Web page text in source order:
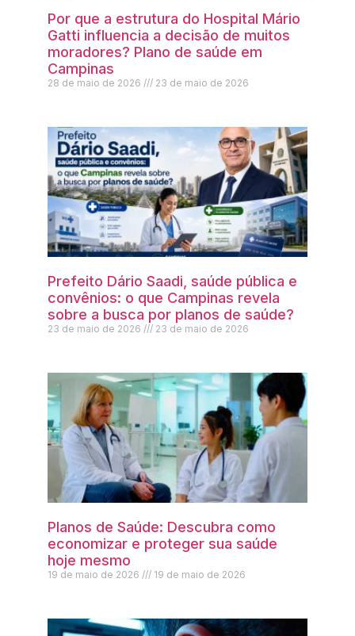
Por que a estrutura do Hospital Mário
Gatti influencia a decisão de muitos
moradores? Plano de saúde em
Campinas
28 de maio de 2026 23 de maio de 2026
Prefeito Dário Saadi, saúde pública e
convênios: o que Campinas revela
sobre a busca por planos de saúde?
23 de maio de 2026 23 de maio de 2026
Planos de Saúde: Descubra como
economizar e proteger sua saúde
hoje mesmo
19 de maio de 2026 19 de maio de 2026